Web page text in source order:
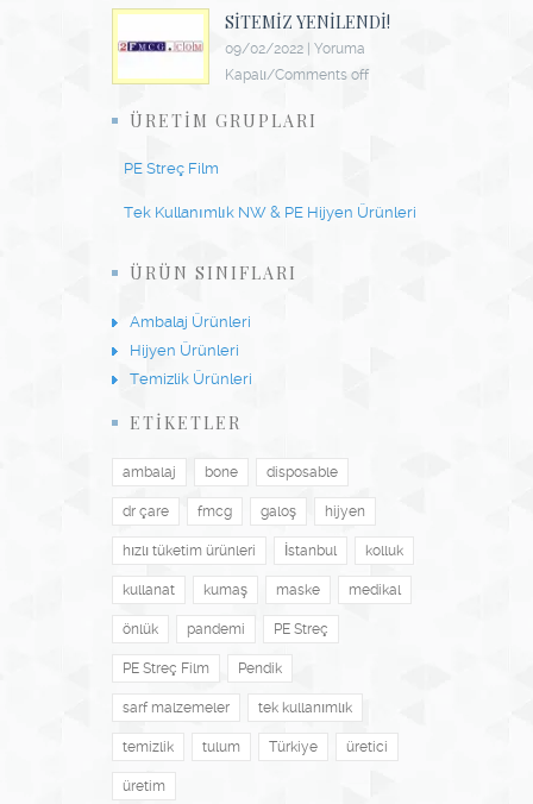
SITEMIZ YENILENDI!
09/02/2022
Yoruma
Kapalı/Comments off
ÜRETIM GRUPLARI
PE Streç Film
Tek Kullanımlık NW & PE Hijyen Ürünleri
ÜRÜN SINIFLARI
Ambalaj Ürünleri
Hijyen Ürünleri
Temizlik Ürünleri
ETİKETLER
ambalaj bone disposable
dr çare fmcg galoş hijyen
hızlı tüketim ürünleri İstanbul kolluk
kullanat kumaş maske medikal
önlük pandemi PE Streç
PE Streç Film Pendik
sarf malzemeler tek kullanımlık
temizlik tulum Türkiye üretici
üretim